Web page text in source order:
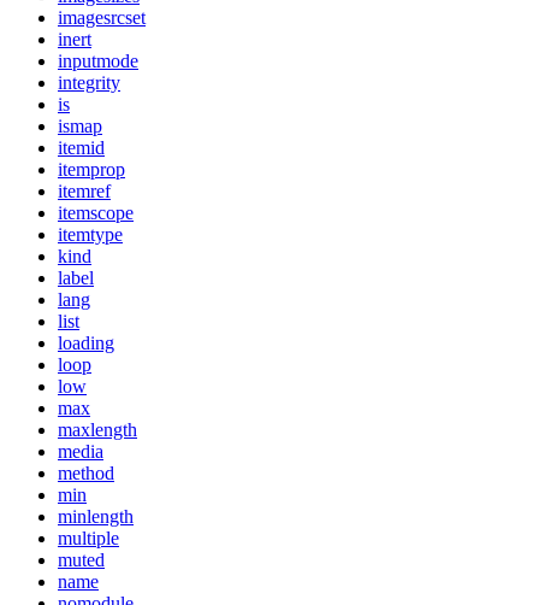
imagesrcset
inert
inputmode
integrity
is
ismap
itemid
itemprop
itemref
itemscope
itemtype
kind
label
lang
list
loading
loop
low
max
maxlength
media
method
min
minlength
multiple
muted
name